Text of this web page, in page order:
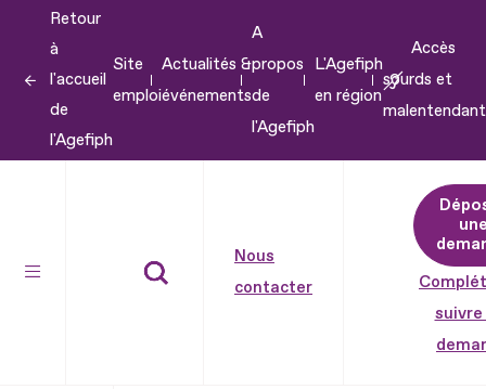
contenu
Retour
à
l'accueil
de
l'Agefiph
Site
emploi
Actualités &
événements
A
propos
de
l'Agefiph
L'Agefiph
en région
Accès
sourds et
Nous
contacter
suivre